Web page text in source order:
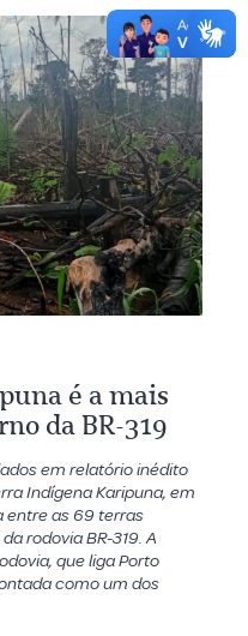
é a mais
da BR-319
em relatório inédito
Indígena Karipuna, em
entre as 69 terras
rodovia BR-319. A
que liga Porto
como um dos